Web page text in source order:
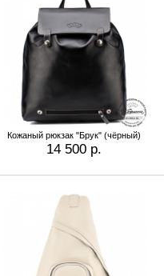
Кожаный рюкзак "Брук" (чёрный)
14 500 р.